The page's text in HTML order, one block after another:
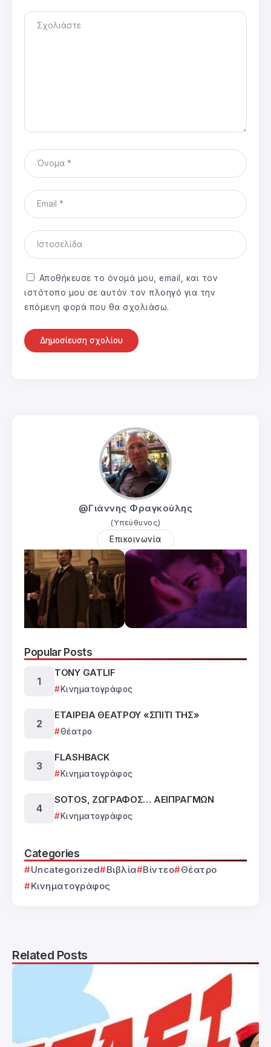
Αποθήκευσε το όνομά μου, email, και τον
ιστότοπο μου σε αυτόν τον πλοηγό για την
επόμενη φορά που θα σχολιάσω.
@Γιάννης Φραγκούλης
(Υπεύθυνος)
Επικοινωνία
Popular Posts
TONY GATLIF
Κινηματογράφος
ΕΤΑΙΡΕΙΑ ΘΕΑΤΡΟΥ «ΣΠΙΤΙ ΤΗΣ»
Θέατρο
FLASHBACK
Κινηματογράφος
SOTOS, ΖΩΓΡΑΦΟΣ… ΑΕΙΠΡΑΓΜΩΝ
Κινηματογράφος
Categories
Uncategorized Βιβλία Βίντεο
Θέατρο
Κινηματογράφος
Related Posts